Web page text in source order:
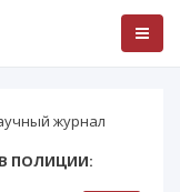
журнал
ПОЛИЦИИ: